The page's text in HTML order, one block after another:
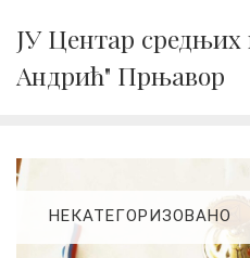
content
ЈУ Центар
Андрић" Прњавор
НЕКАТЕГОРИЗОВАНО